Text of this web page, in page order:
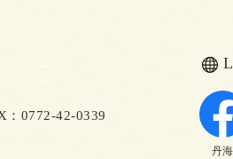
0772-42-0339
丹海